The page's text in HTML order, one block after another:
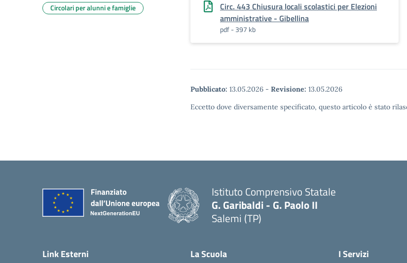
Circ. 443 Chiusura locali scolastici per Elezioni
amministrative - Gibellina
pdf - 397 kb
Pubblicato: 13.05.2026 - Revisione: 13.05.2026
Eccetto dove diversamente specificato, questo articolo è stato
Circolari per alunni e famiglie
Istituto Comprensivo Statale
G. Garibaldi - G. Paolo II
Salemi (TP)
Link Esterni La Scuola I Servizi